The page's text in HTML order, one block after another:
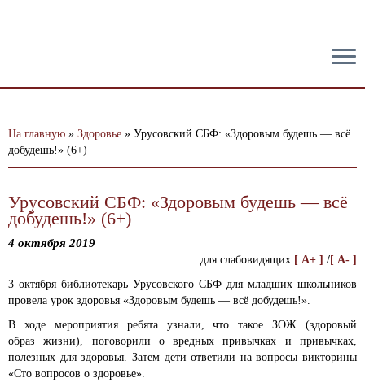
На главную » Здоровье » Урусовский СБФ: «Здоровым будешь — всё
добудешь!» (6+)
Урусовский СБФ: «Здоровым будешь — всё
добудешь!» (6+)
4 октября 2019
для слабовидящих: [ A+ ] /[ A- ]
3 октября библиотекарь Урусовского СБФ для младших школьников
провела урок здоровья «Здоровым будешь — всё добудешь!».
В ходе мероприятия ребята узнали, что такое ЗОЖ (здоровый
образ жизни), поговорили о вредных привычках и привычках,
полезных для здоровья. Затем дети ответили на вопросы викторины
«Сто вопросов о здоровье».